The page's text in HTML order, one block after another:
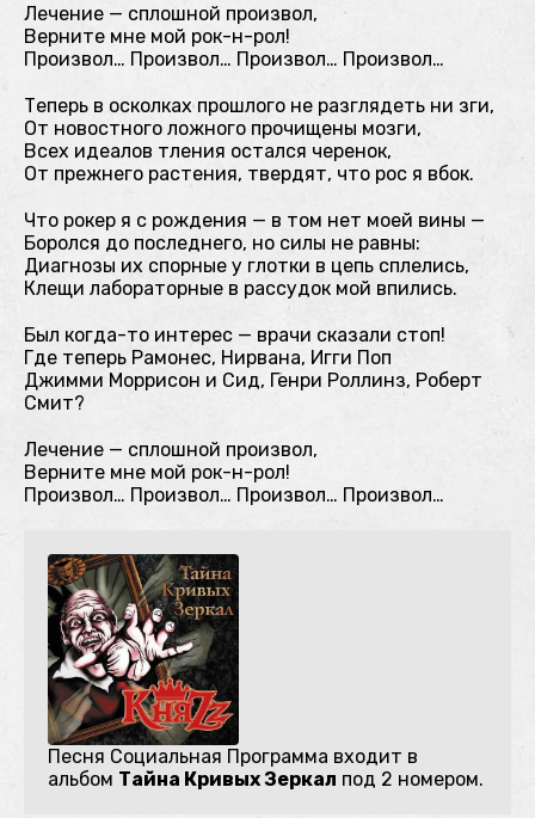
Лечение — сплошной произвол,
Верните мне мой рок-н-рол!
Произвол… Произвол… Произвол… Произвол…
Теперь в осколках прошлого не разглядеть ни зги,
От новостного ложного прочищены мозги,
Всех идеалов тления остался черенок,
От прежнего растения, твердят, что рос я вбок.
Что рокер я с рождения — в том нет моей вины —
Боролся до последнего, но силы не равны:
Диагнозы их спорные у глотки в цепь сплелись,
Клещи лабораторные в рассудок мой впились.
Был когда-то интерес — врачи сказали стоп!
Где теперь Рамонес, Нирвана, Игги Поп
Джимми Моррисон и Сид, Генри Роллинз, Роберт
Смит?
Лечение — сплошной произвол,
Верните мне мой рок-н-рол!
Произвол… Произвол… Произвол… Произвол…
Песня Социальная Программа входит в
альбом Тайна Кривых Зеркал под 2 номером.